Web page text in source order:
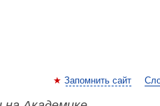
Запомнить сайт